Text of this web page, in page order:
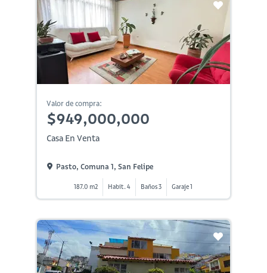
Valor de compra:
$949,000,000
Casa En Venta
Pasto, Comuna 1, San Felipe
187.0 m2 Habit. 4 Baños 3 Garaje 1